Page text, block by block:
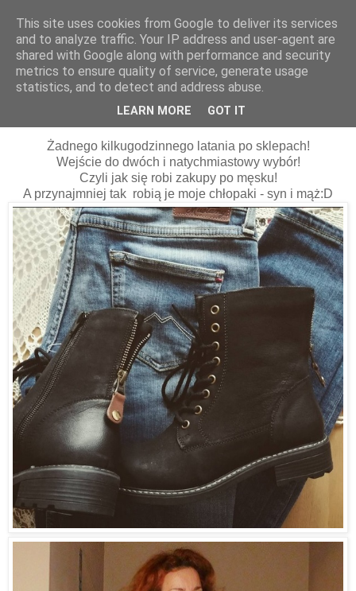
14 października 2016
Męskie zakupy...
Żadnego kilkugodzinnego latania po sklepach!
Wejście do dwóch i natychmiastowy wybór!
Czyli jak się robi zakupy po męsku!
A przynajmniej tak robią je moje chłopaki - syn i mąż:D
This site uses cookies from Google to deliver its services
and to analyze traffic. Your IP address and user-agent are
shared with Google along with performance and security
metrics to ensure quality of service, generate usage
statistics, and to detect and address abuse.
LEARN MORE GOT IT